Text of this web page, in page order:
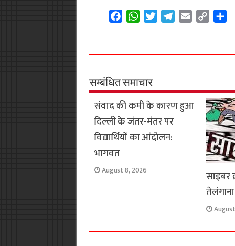
e
o
o
k
W
t
A
p
p
t
r
e
a
m
i
y
n
k
r
सम्बंधित समाचार
संवाद की कमी के कारण हुआ
दिल्ली के जंतर-मंतर पर
विद्यार्थियों का आंदोलन:
भागवत
August 8, 2026
साइबर